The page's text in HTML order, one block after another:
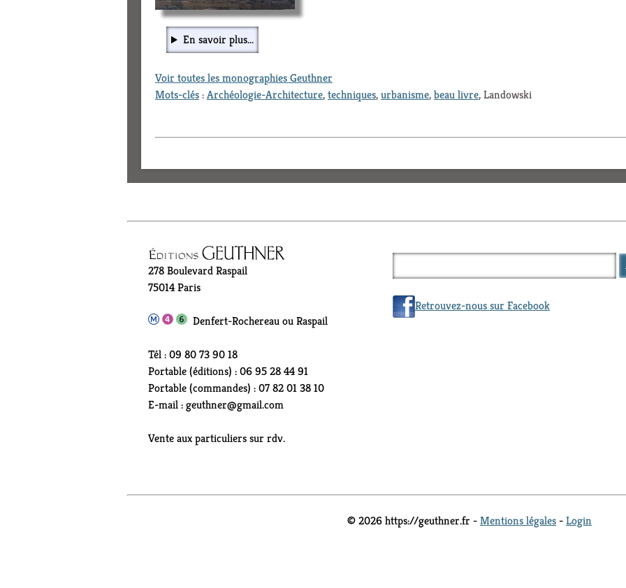
En savoir plus...
Voir toutes les monographies Geuthner
Mots-clés:Archéologie-Architecture,techniques,urbanisme,beau livre, Landowski
278 Boulevard Raspail
75014 Paris
Denfert-Rochereau ou Raspail
Tél : 09 80 73 90 18
Portable (éditions) : 06 95 28 44 91
Portable (commandes) : 07 82 01 38 10
E-mail : geuthner@gmail.com
Vente aux particuliers sur rdv.
Retrouvez-nous sur Facebook
© 2026 https://geuthner.fr -Mentions légales -Login